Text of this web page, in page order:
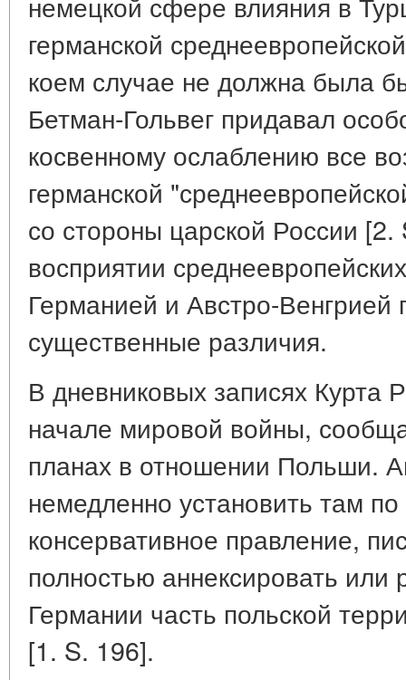
германской
коем случае не должна была
Бетман-Гольвег придавал
косвенному ослаблению все
германской
со стороны царской России
восприятии
Германией и Австро-Венгрией
существенные различия.
В дневниковых записях Курта
начале мировой войны,
планах в отношении Польши.
немедленно установить там
консервативное правление,
полностью аннексировать или
Германии часть польской
[1. S. 196].